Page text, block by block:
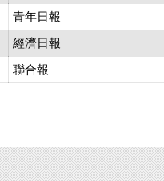
青年日報
經濟日報
聯合報